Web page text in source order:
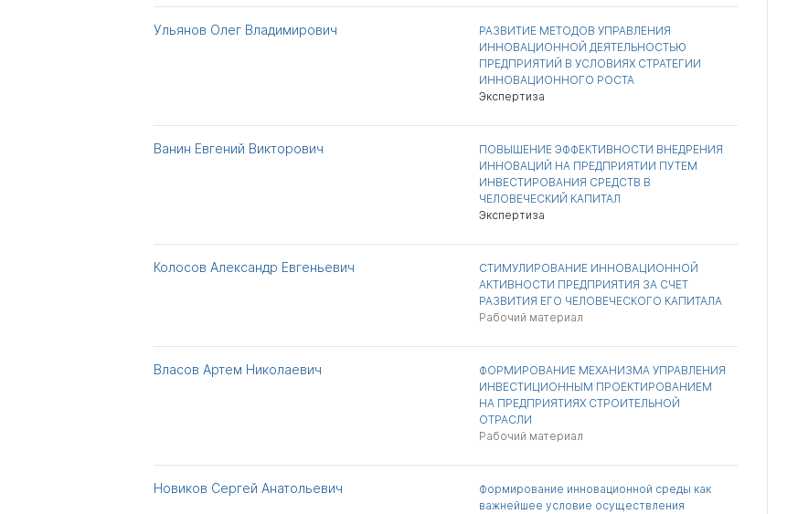
Ульянов Олег Владимирович
РАЗВИТИЕ МЕТОДОВ УПРАВЛЕНИЯ
ИННОВАЦИОННОЙ ДЕЯТЕЛЬНОСТЬЮ
ПРЕДПРИЯТИЙ В УСЛОВИЯХ СТРАТЕГИИ
ИННОВАЦИОННОГО РОСТА
Экспертиза
Ванин Евгений Викторович
ПОВЫШЕНИЕ ЭФФЕКТИВНОСТИ ВНЕДРЕНИЯ
ИННОВАЦИЙ НА ПРЕДПРИЯТИИ ПУТЕМ
ИНВЕСТИРОВАНИЯ СРЕДСТВ В
ЧЕЛОВЕЧЕСКИЙ КАПИТАЛ
Экспертиза
Колосов Александр Евгеньевич
СТИМУЛИРОВАНИЕ ИННОВАЦИОННОЙ
АКТИВНОСТИ ПРЕДПРИЯТИЯ ЗА СЧЕТ
РАЗВИТИЯ ЕГО ЧЕЛОВЕЧЕСКОГО КАПИТАЛА
Рабочий материал
Власов Артем Николаевич
ФОРМИРОВАНИЕ МЕХАНИЗМА УПРАВЛЕНИЯ
ИНВЕСТИЦИОННЫМ ПРОЕКТИРОВАНИЕМ
НА ПРЕДПРИЯТИЯХ СТРОИТЕЛЬНОЙ
ОТРАСЛИ
Рабочий материал
Новиков Сергей Анатольевич
Формирование инновационной среды как
важнейшее условие осуществления